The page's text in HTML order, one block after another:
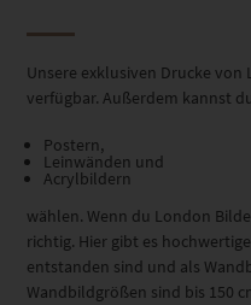
Unsere exklusiven Drucke
verfügbar. Außerdem kannst
Postern,
Leinwänden und
Acrylbildern
wählen. Wenn du London
richtig. Hier gibt es
entstanden sind und als
Wandbildgrößen sind bis 150